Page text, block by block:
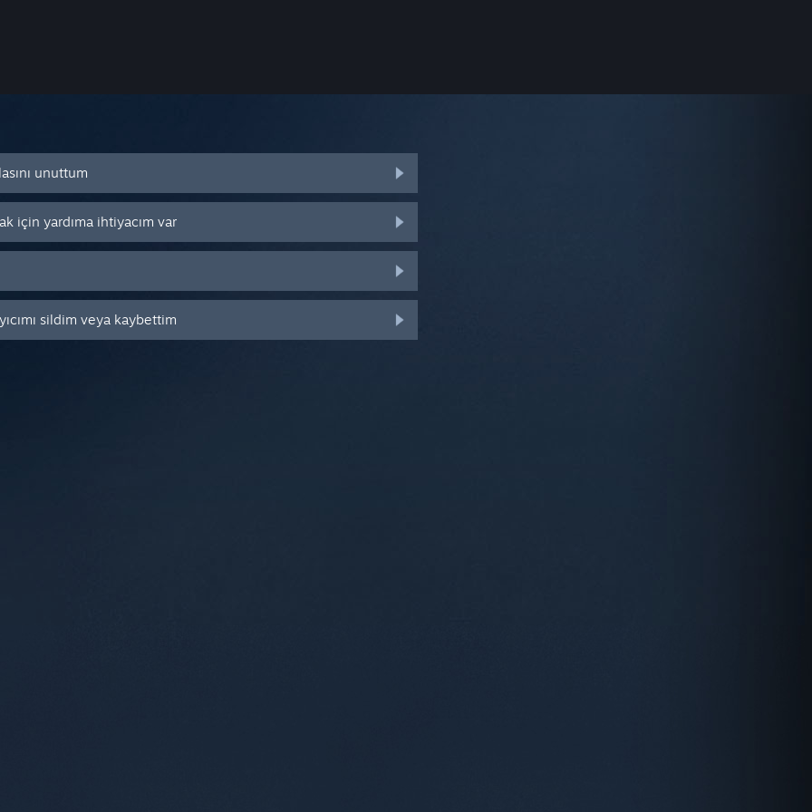
unuttum
için yardıma ihtiyacım var
sildim veya kaybettim